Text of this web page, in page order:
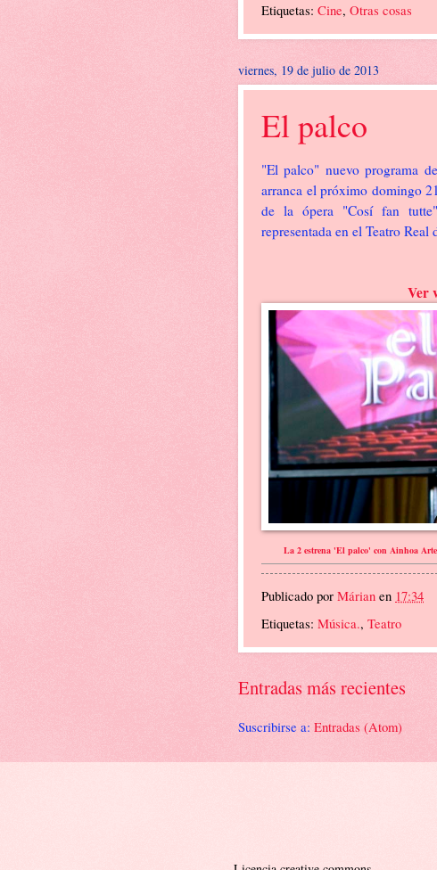
Etiquetas: Cine, Otras cosas
viernes, 19 de julio de 2013
El palco
"El palco" nuevo programa
arranca el próximo domingo
de la ópera "Cosí fan
representada en el Teatro Real
Ver
La 2 estrena 'El palco' con Ainhoa
Publicado por Márian en 17:34
Etiquetas: Música., Teatro
Entradas más recientes
Suscribirse a: Entradas (Atom)